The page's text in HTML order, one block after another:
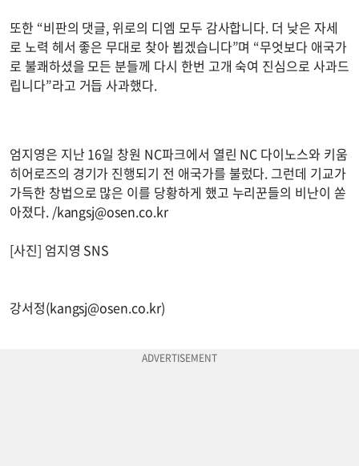
또한 “비판의 댓글, 위로의 디엠 모두 감사합니다. 더 낮은 자세
로 노력 헤서 좋은 무대로 찾아 뵙겠습니다”며 “무엇보다 애국가
로 불쾌하셨을 모든 분들께 다시 한번 고개 숙여 진심으로 사과드
립니다”라고 거듭 사과했다.
엄지영은 지난 16일 창원 NC파크에서 열린 NC 다이노스와 키움
히어로즈의 경기가 진행되기 전 애국가를 불렀다. 그런데 기교가
가득한 창법으로 많은 이를 당황하게 했고 누리꾼들의 비난이 쏟
아졌다. /kangsj@osen.co.kr
[사진] 엄지영 SNS
강서정(kangsj@osen.co.kr)